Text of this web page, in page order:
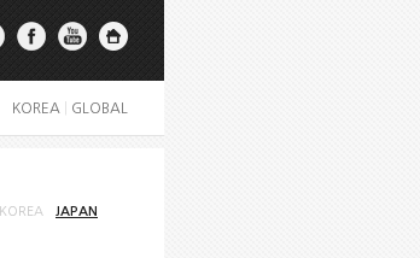
KOREA GLOBAL
KOREA JAPAN